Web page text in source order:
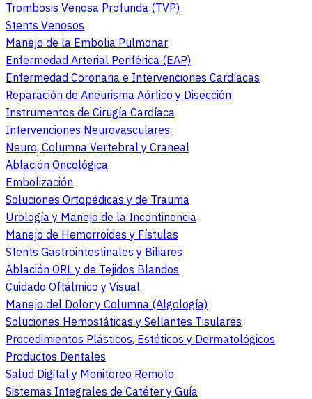
Trombosis Venosa Profunda (TVP)
Stents Venosos
Manejo de la Embolia Pulmonar
Enfermedad Arterial Periférica (EAP)
Enfermedad Coronaria e Intervenciones Cardíacas
Reparación de Aneurisma Aórtico y Disección
Instrumentos de Cirugía Cardíaca
Intervenciones Neurovasculares
Neuro, Columna Vertebral y Craneal
Ablación Oncológica
Embolización
Soluciones Ortopédicas y de Trauma
Urología y Manejo de la Incontinencia
Manejo de Hemorroides y Fístulas
Stents Gastrointestinales y Biliares
Ablación ORL y de Tejidos Blandos
Cuidado Oftálmico y Visual
Manejo del Dolor y Columna (Algología)
Soluciones Hemostáticas y Sellantes Tisulares
Procedimientos Plásticos, Estéticos y Dermatológicos
Productos Dentales
Salud Digital y Monitoreo Remoto
Sistemas Integrales de Catéter y Guía